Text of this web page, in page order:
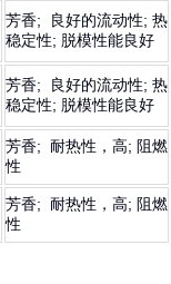
芳香; 良好的流动性; 热
稳定性; 脱模性能良好
芳香; 良好的流动性; 热
稳定性; 脱模性能良好
芳香; 耐热性，高; 阻燃
性
芳香; 耐热性，高; 阻燃
性